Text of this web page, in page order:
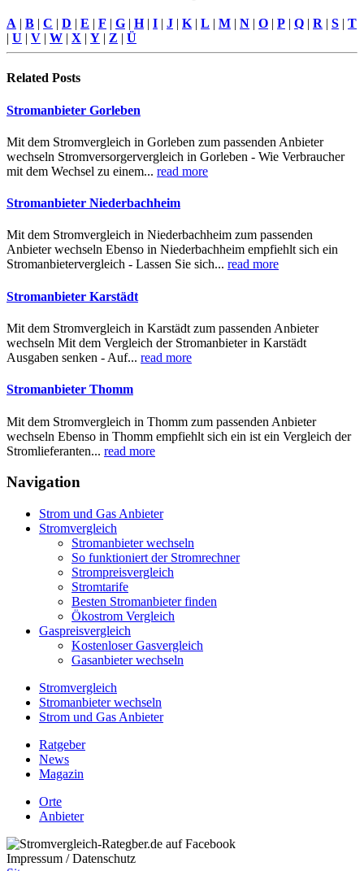
A | B | C | D | E | F | G | H| I | J | K | L | M | N | O | P | Q | R | S | T
| U | V | W | X | Y | Z | Ü
Related Posts
Stromanbieter Gorleben
Mit dem Stromvergleich in Gorleben zum passenden Anbieter
wechseln Stromversorgervergleich in Gorleben - Wie Verbraucher
mit dem Wechsel zu einem... read more
Stromanbieter Niederbachheim
Mit dem Stromvergleich in Niederbachheim zum passenden
Anbieter wechseln Ebenso in Niederbachheim empfiehlt sich ein
Stromanbietervergleich - Lassen Sie sich... read more
Stromanbieter Karstädt
Mit dem Stromvergleich in Karstädt zum passenden Anbieter
wechseln Mit dem Vergleich der Stromanbieter in Karstädt
Ausgaben senken - Auf... read more
Stromanbieter Thomm
Mit dem Stromvergleich in Thomm zum passenden Anbieter
wechseln Ebenso in Thomm empfiehlt sich ein ist ein Vergleich der
Stromlieferanten... read more
Navigation
Strom und Gas Anbieter
Stromvergleich
Stromanbieter wechseln
So funktioniert der Stromrechner
Strompreisvergleich
Stromtarife
Besten Stromanbieter finden
Ökostrom Vergleich
Gaspreisvergleich
Kostenloser Gasvergleich
Gasanbieter wechseln
Stromvergleich
Stromanbieter wechseln
Strom und Gas Anbieter
Ratgeber
News
Magazin
Orte
Anbieter
Impressum / Datenschutz